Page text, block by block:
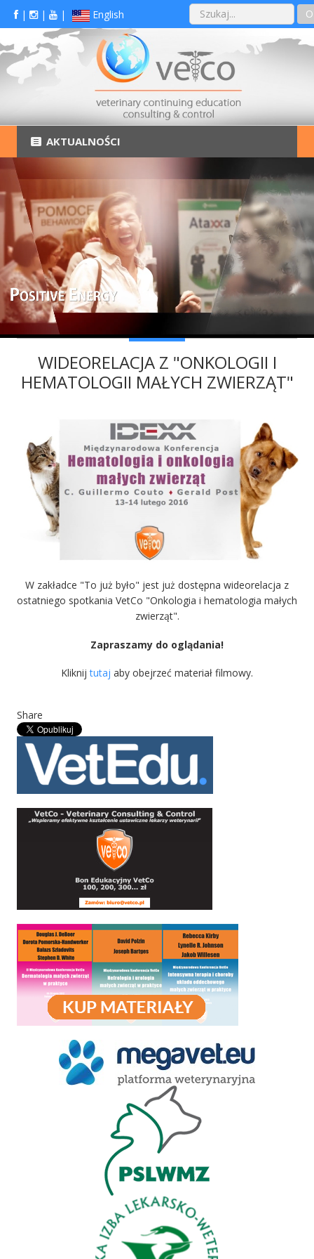
| | | English
AKTUALNOŚCI
WIDEORELACJA Z "ONKOLOGII I
HEMATOLOGII MAŁYCH ZWIERZĄT"
W zakładce "To już było" jest już dostępna wideorelacja z
ostatniego spotkania VetCo "Onkologia i hematologia małych
zwierząt".
Zapraszamy do oglądania!
Kliknijtutaj aby obejrzeć materiał filmowy.
Share